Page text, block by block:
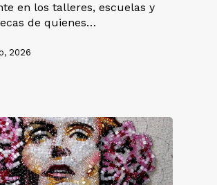
en los talleres, escuelas y
de quienes…
2026